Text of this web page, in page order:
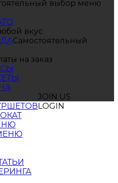
выбор меню
вкус
Самостоятельный
на заказ
JOIN US
LOGIN